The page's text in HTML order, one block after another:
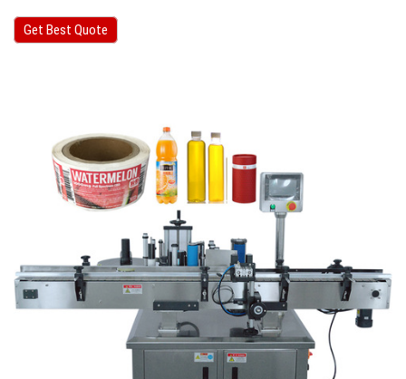
Get Best Quote